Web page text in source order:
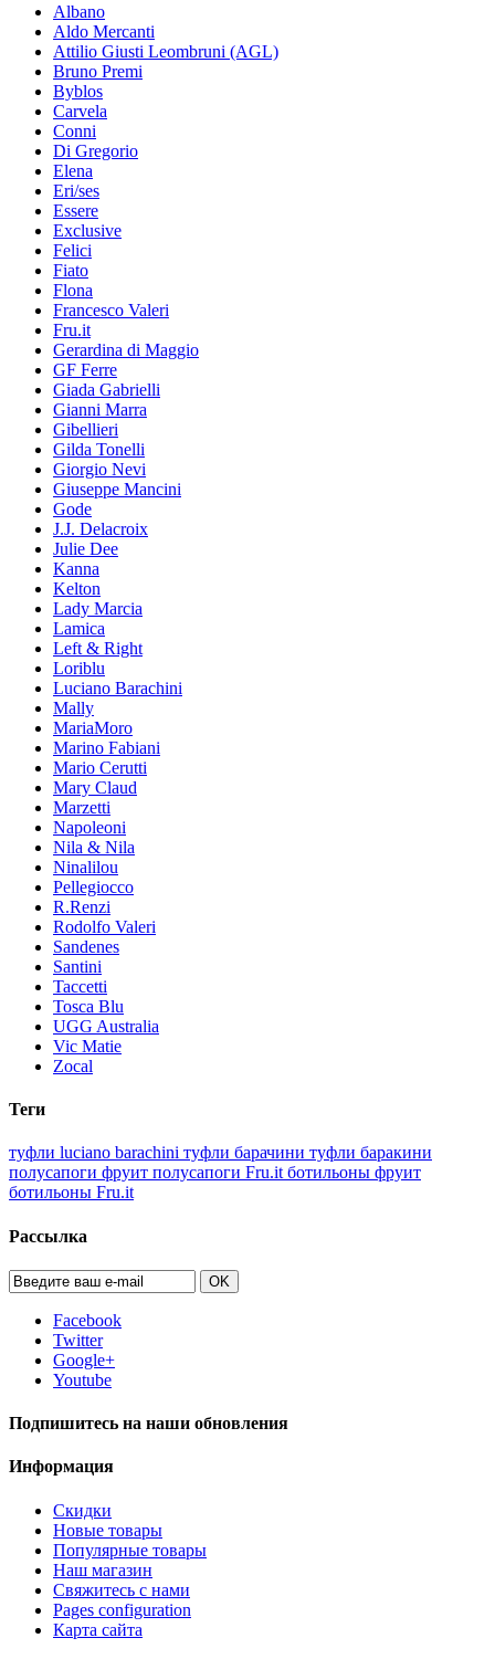
Albano
Aldo Mercanti
Attilio Giusti Leombruni (AGL)
Bruno Premi
Byblos
Carvela
Conni
Di Gregorio
Elena
Eri/ses
Essere
Exclusive
Felici
Fiato
Flona
Francesco Valeri
Fru.it
Gerardina di Maggio
GF Ferre
Giada Gabrielli
Gianni Marra
Gibellieri
Gilda Tonelli
Giorgio Nevi
Giuseppe Mancini
Gode
J.J. Delacroix
Julie Dee
Kanna
Kelton
Lady Marcia
Lamica
Left & Right
Loriblu
Luciano Barachini
Mally
MariaMoro
Marino Fabiani
Mario Cerutti
Mary Claud
Marzetti
Napoleoni
Nila & Nila
Ninalilou
Pellegiocco
R.Renzi
Rodolfo Valeri
Sandenes
Santini
Taccetti
Tosca Blu
UGG Australia
Vic Matie
Zocal
Теги
туфли luciano barachini туфли барачини туфли баракини
полусапоги фруит полусапоги Fru.it ботильоны фруит
ботильоны Fru.it
Рассылка
OK
Facebook
Twitter
Google+
Youtube
Подпишитесь на наши обновления
Информация
Скидки
Новые товары
Популярные товары
Наш магазин
Свяжитесь с нами
Pages configuration
Карта сайта